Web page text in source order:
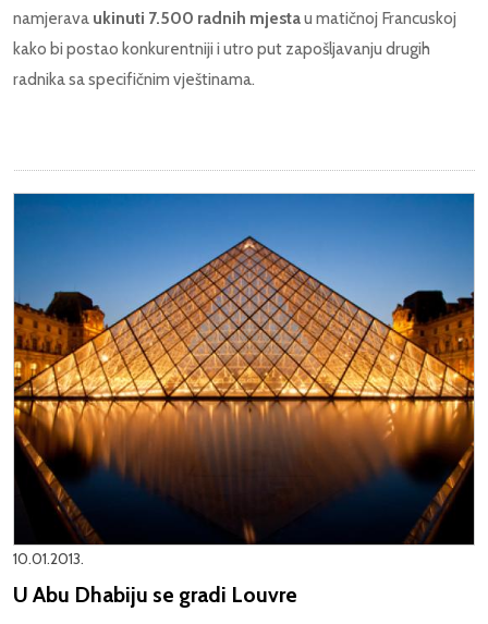
namjerava ukinuti 7.500 radnih mjestau matičnoj Francuskoj
kako bi postao konkurentniji i utro put zapošljavanju drugih
radnika sa specifičnim vještinama.
10.01.2013.
U Abu Dhabiju se gradi Louvre